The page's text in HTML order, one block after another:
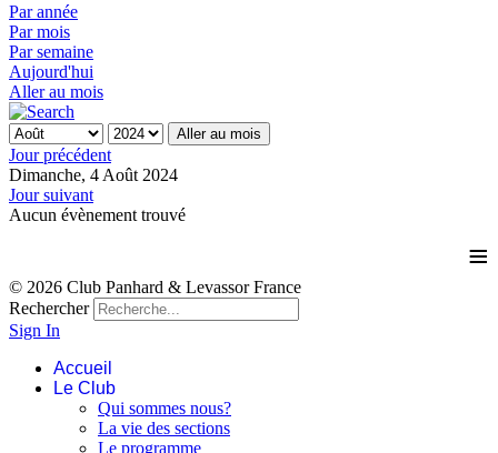
Par année
Par mois
Par semaine
Aujourd'hui
Aller au mois
Aller au mois
Jour précédent
Dimanche, 4 Août 2024
Jour suivant
Aucun évènement trouvé
≡
© 2026 Club Panhard & Levassor France
Rechercher
Sign In
Accueil
Le Club
Qui sommes nous?
La vie des sections
Le programme